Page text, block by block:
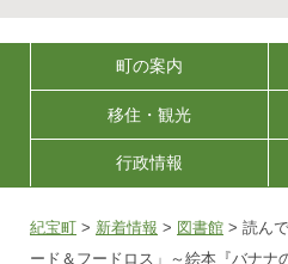
町の案内
移住・観光
行政情報
紀宝町 > 新着情報 > 図書館 > 読ん
ード＆フードロス」～絵本『バナ